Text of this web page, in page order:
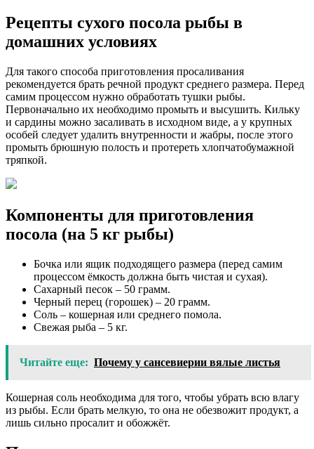
Рецепты сухого посола рыбы в
домашних условиях
Для такого способа приготовления просаливания
рекомендуется брать речной продукт среднего размера. Перед
самим процессом нужно обработать тушки рыбы.
Первоначально их необходимо промыть и высушить. Кильку
и сардины можно засаливать в исходном виде, а у крупных
особей следует удалить внутренности и жабры, после этого
промыть брюшную полость и протереть хлопчатобумажной
тряпкой.
Компоненты для приготовления
посола (на 5 кг рыбы)
Бочка или ящик подходящего размера (перед самим
процессом ёмкость должна быть чистая и сухая).
Сахарный песок – 50 грамм.
Черный перец (горошек) – 20 грамм.
Соль – кошерная или среднего помола.
Свежая рыба – 5 кг.
Читайте еще: Почему у сансевиерии вялые листья
Кошерная соль необходима для того, чтобы убрать всю влагу
из рыбы. Если брать мелкую, то она не обезвожит продукт, а
лишь сильно просалит и обожжёт.